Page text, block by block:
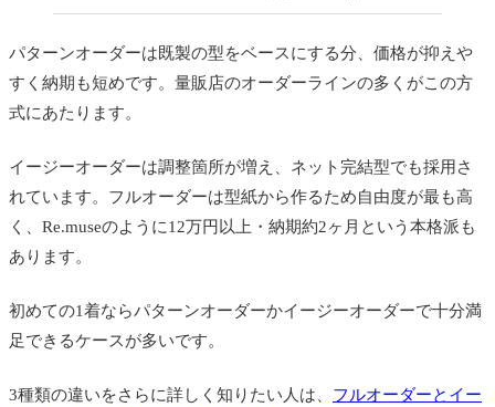
パターンオーダーは既製の型をベースにする分、価格が抑えや
すく納期も短めです。量販店のオーダーラインの多くがこの方
式にあたります。
イージーオーダーは調整箇所が増え、ネット完結型でも採用さ
れています。フルオーダーは型紙から作るため自由度が最も高
く、Re.museのように12万円以上・納期約2ヶ月という本格派も
あります。
初めての1着ならパターンオーダーかイージーオーダーで十分満
足できるケースが多いです。
3種類の違いをさらに詳しく知りたい人は、 フルオーダーとイー